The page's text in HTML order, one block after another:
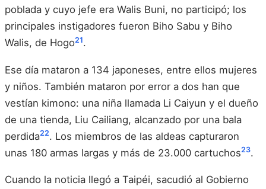
poblada y cuyo jefe era Walis Buni, no participó; los
principales instigadores fueron Biho Sabu y Biho
Walis, de Hogo21.
Ese día mataron a 134 japoneses, entre ellos mujeres
y niños. También mataron por error a dos han que
vestían kimono: una niña llamada Li Caiyun y el dueño
de una tienda, Liu Cailiang, alcanzado por una bala
perdida22. Los miembros de las aldeas capturaron
unas 180 armas largas y más de 23.000 cartuchos23.
Cuando la noticia llegó a Taipéi, sacudió al Gobierno